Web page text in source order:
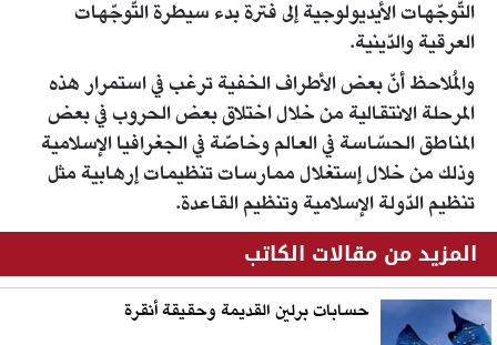
التّوجّهات الأيديولوجية إلى فترة بدء سيطرة التّوجّهات
العرقية والدّينية.
والمُلاحظ أنّ بعض الأطراف الخفية ترغب في استمرار هذه
المرحلة الانتقالية من خلال اختلاق بعض الحروب في بعض
المناطق الحسّاسة في العالم وخاصّة في الجغرافيا الإسلامية
وذلك من خلال إستغلال ممارسات تنظيمات إرهابية مثل
تنظيم الدّولة الإسلامية وتنظيم القاعدة.
المزيد من مقالات الكاتب
حسابات برلين القديمة وحقيقة أنقرة